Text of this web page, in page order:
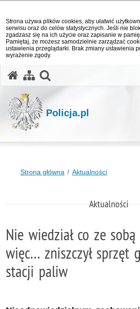
Strona używa plików cookies, aby ułatwić
serwisu oraz do celów statystycznych. Jeśli nie
zgadzasz się na ich użycie oraz zapisanie w
Pamiętaj, że możesz samodzielnie zarządzać
ustawienia przeglądarki. Brak zmiany ustawienia
wyrażenie zgody.
Policja.pl
Strona główna Aktualności
Aktualności
Nie wiedział co ze
więc… zniszczył sprzęt
stacji paliw